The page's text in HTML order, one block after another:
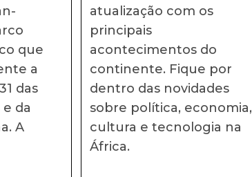
que
a
das
e da
A
atualização com os
principais
acontecimentos do
continente. Fique por
dentro das novidades
sobre política, economia,
cultura e tecnologia na
África.